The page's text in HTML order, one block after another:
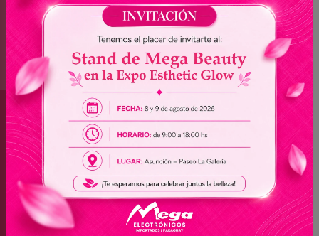
Brasil
(045) 3528-9053 - (045) 3528-8462
(045) 3025-7072 - (045) 3025-7736
(045) 3025-7713
Paraguay